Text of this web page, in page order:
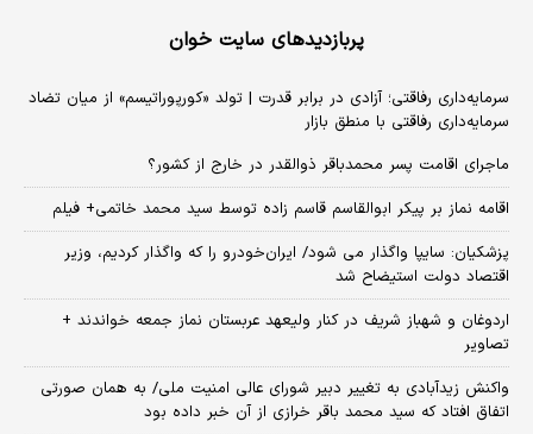
پربازدیدهای سایت خوان
سرمایه‌داری رفاقتی؛ آزادی در برابر قدرت | تولد «کورپوراتیسم» از میان تضاد
سرمایه‌داری رفاقتی با منطق بازار
ماجرای اقامت پسر محمدباقر ذوالقدر در خارج از کشور؟
اقامه نماز بر پیکر ابوالقاسم قاسم زاده توسط سید محمد خاتمی+ فیلم
پزشکیان: سایپا واگذار می شود/ ایران‌خودرو را که واگذار کردیم، وزیر
اقتصاد دولت استیضاح شد
اردوغان و شهباز شریف در کنار ولیعهد عربستان نماز جمعه خواندند +
تصاویر
واکنش زیدآبادی به تغییر دبیر شورای عالی امنیت ملی/ به همان صورتی
اتفاق افتاد که سید محمد باقر خرازی از آن خبر داده بود